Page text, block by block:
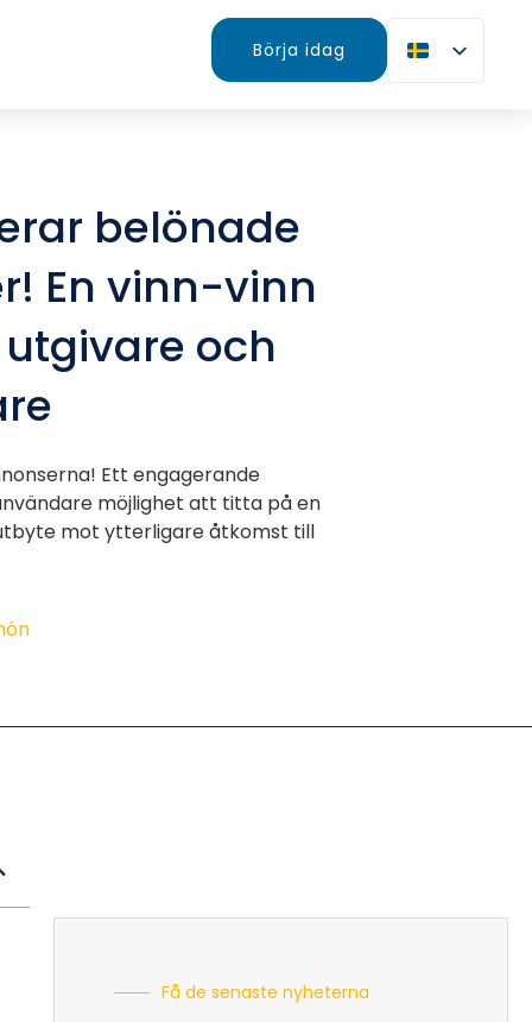
Börja idag
belönade
En vinn-vinn
och
Ett engagerande
möjlighet att titta på en
mot ytterligare åtkomst till
Få de senaste nyheterna